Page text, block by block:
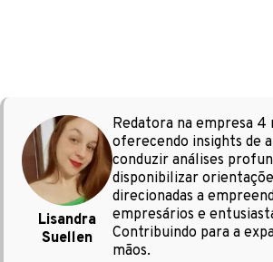
Lisandra
Suellen
Redatora na empresa 4
oferecendo insights de
conduzir análises
disponibilizar
direcionadas a
empresários e
Contribuindo para a
mãos.